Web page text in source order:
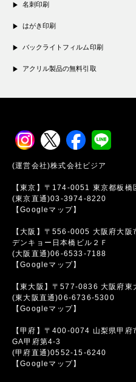
名刺印刷
はがき印刷
バックライトフィルム印刷
アクリル製品の無料引取
(運営会社)株式会社ビジア
【東京】〒174-0051 東京都板
(東京直通)03-3974-8220
【Googleマップ】
【大阪】〒556-0005 大阪府大
デンキョー日本橋ビル２Ｆ
(大阪直通)06-6533-7188
【Googleマップ】
【東大阪】〒577-0836 大阪府
(東大阪直通)06-6736-5300
【Googleマップ】
【甲府】〒400-0074 山梨県甲
GA甲府第4-3
(甲府直通)0552-15-6240
【Googleマップ】